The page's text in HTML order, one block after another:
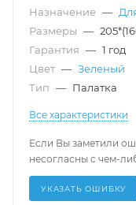
Назначение —
Размеры —
Гарантия — 1 год
Цвет — Зеленый
Тип — Палатка
Все характеристики
Если Вы заметили
несогласны с чем-
УКАЗАТЬ ОШИБКУ